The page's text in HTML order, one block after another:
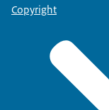
Copyright